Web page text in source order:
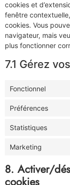
cookies et
fenêtre
cookies. Vous
navigateur, mais
plus fonctionner
7.1 Gérez
Fonctionnel
Préférences
Statistiques
Marketing
8. Activer/
cookies